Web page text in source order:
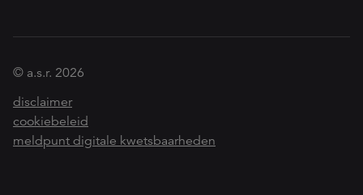
© a.s.r. 2026
disclaimer
cookiebeleid
meldpunt digitale kwetsbaarheden